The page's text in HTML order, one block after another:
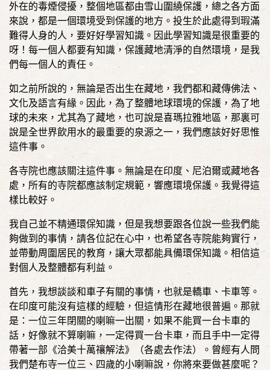
外在的毒煙侵擾，整個地區都由雪山圍繞保護，總之各方面
來說，都是一個環境受到保護的地方。投生於此處得到瑕滿
難得人身的人，要好好學習知識。因此學習知識是很重要的
呀！每一個人都要有知識，保護藏地清淨的自然環境，是我
們每一個人的責任。
如之前所說的，無論是否出生在藏地，我們都和藏傳佛法、
文化及語言有緣。因此，為了整體地球環境的保護，為了地
球的未來，尤其為了藏地，也可說是喜瑪拉雅地區，那裏可
說是全世界飲用水的最重要的泉源之一，我們應該好好思惟
這件事。
各寺院也應該關注這件事。無論是在印度、尼泊爾或藏地各
處，所有的寺院都應該制定規範，響應環境保護。我覺得這
樣比較好。
我自己並不精通環保知識，但是我想要跟各位說一些我們能
夠做到的事情，請各位記在心中，也希望各寺院能夠實行，
並帶動周圍居民的教育，讓大眾都能具備環保知識。相信這
對個人及整體都有利益。
首先，我想談談和車子有關的事情，也就是轎車、卡車等。
在印度可能沒有這樣的經驗，但這情形在藏地很普遍。那就
是：一位三年閉關的喇嘛一出關，如果不能買一台卡車的
話，好像就不算喇嘛，一定得買一台卡車，而且手中一定得
帶著一部《洽美十萬禳解法》（各處去作法）。曾經有人問
我們楚布寺一位三、四歲的小喇嘛說，你將來要做甚麼呢？